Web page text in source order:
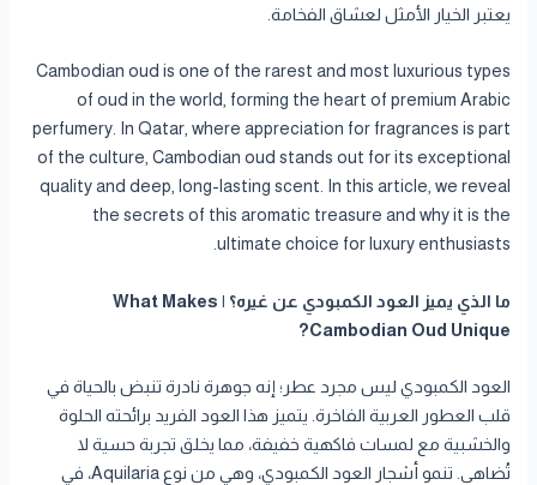
يعتبر الخيار الأمثل لعشاق الفخامة.
Cambodian oud is one of the rarest and most luxurious types
of oud in the world, forming the heart of premium Arabic
perfumery. In Qatar, where appreciation for fragrances is part
of the culture, Cambodian oud stands out for its exceptional
quality and deep, long-lasting scent. In this article, we reveal
the secrets of this aromatic treasure and why it is the
ultimate choice for luxury enthusiasts.
ما الذي يميز العود الكمبودي عن غيره؟ | What Makes
Cambodian Oud Unique?
العود الكمبودي ليس مجرد عطر؛ إنه جوهرة نادرة تنبض بالحياة في
قلب العطور العربية الفاخرة. يتميز هذا العود الفريد برائحته الحلوة
والخشبية مع لمسات فاكهية خفيفة، مما يخلق تجربة حسية لا
تُضاهى. تنمو أشجار العود الكمبودي، وهي من نوع Aquilaria، في